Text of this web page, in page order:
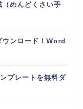
めんどくさい手
ウンロード！Word
プレートを無料ダ